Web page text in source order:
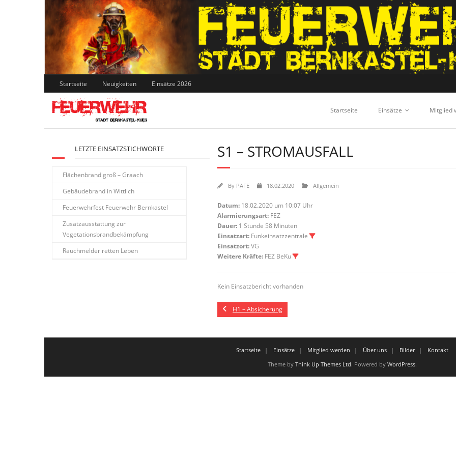
Skip
to
content
Startseite Neuigkeiten Einsätze 2026
Startseite Einsätze Mitglied
S1 – STROMAUSFALL
By PAFE 18.02.2020 Allgemein
Datum: 18.02.2020 um 10:07 Uhr
Alarmierungsart: FEZ
Dauer: 1 Stunde 58 Minuten
Einsatzart: Funkeinsatzzentrale
Einsatzort:VG
Weitere Kräfte: FEZ BeKu
Kein Einsatzbericht vorhanden
H1 – Absicherung
LETZTE EINSATZSTICHWORTE
Flächenbrand groß – Graach
Gebäudebrand in Wittlich
Feuerwehrfest Feuerwehr Bernkastel
Zusatzausstattung zur
Vegetationsbrandbekämpfung
Rauchmelder retten Leben
Startseite Einsätze Mitglied werden Über uns Bilder
Kontakt
Theme by Think Up Themes Ltd. Powered by WordPress.